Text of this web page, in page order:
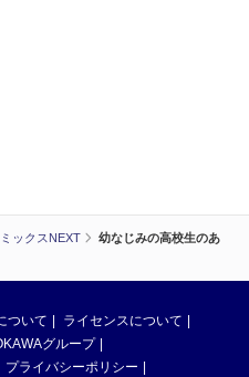
ックスNEXT
幼なじみの高校生のあ
ついて
ライセンスについて
グループ
プライバシーポリシー